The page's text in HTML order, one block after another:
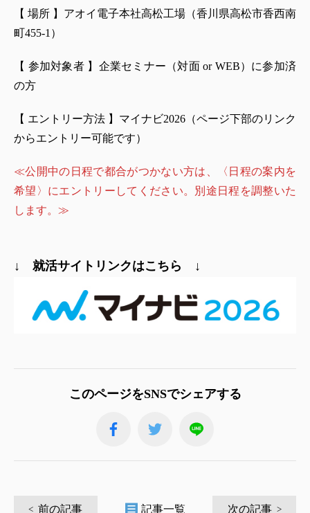
【 場所 】アオイ電子本社高松工場（香川県高松市香西南
町455-1）
【 参加対象者 】企業セミナー（対面 or WEB）に参加済
の方
【 エントリー方法 】マイナビ2026（ページ下部のリンク
からエントリー可能です）
≪公開中の日程で都合がつかない方は、〈日程の案内を
希望〉にエントリーしてください。別途日程を調整いた
します。≫
↓ 就活サイトリンクはこちら ↓
このページをSNSでシェアする
前の記事 記事一覧 次の記事